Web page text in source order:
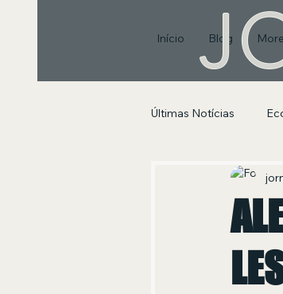
Início Blog More
Últimas Notícias
Segurança